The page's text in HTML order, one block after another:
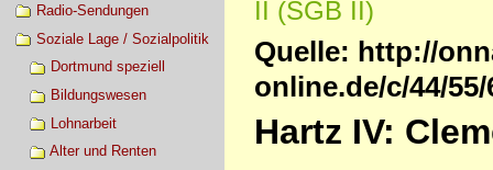
Radio-Sendungen
Soziale Lage / Sozialpolitik
Dortmund speziell
Bildungswesen
Lohnarbeit
Alter und Renten
II (SGB II)
Quelle: http://
online.de/c/44/
Hartz IV: